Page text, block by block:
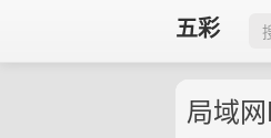
五彩
局域